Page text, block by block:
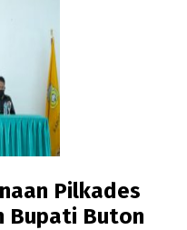
Pilkades
Bupati Buton